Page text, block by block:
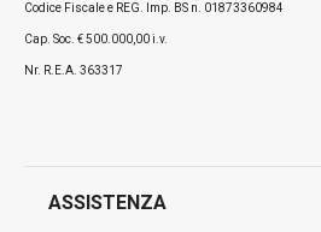
Codice Fiscale e REG. Imp. BS n. 01873360984
Cap. Soc. € 500.000,00 i.v.
Nr. R.E.A. 363317
ASSISTENZA